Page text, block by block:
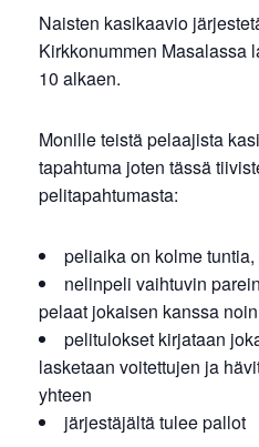
Naisten kasikaavio
Kirkkonummen Masalassa
10 alkaen.
Monille teistä pelaajista
tapahtuma joten tässä
pelitapahtumasta:
peliaika on kolme
nelinpeli vaihtuvin
pelaat jokaisen kanssa
pelitulokset kirjataan
lasketaan voitettujen ja
yhteen
järjestäjältä tulee pallot